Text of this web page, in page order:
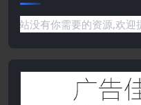
你需要的资源,欢迎提交